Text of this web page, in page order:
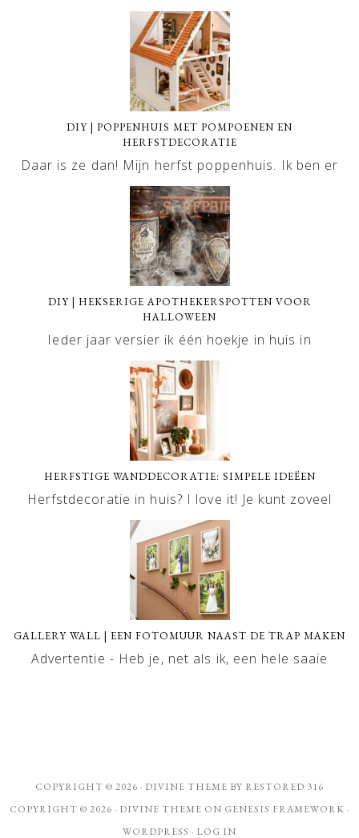
DIY | POPPENHUIS MET POMPOENEN EN
HERFSTDECORATIE
Daar is ze dan! Mijn herfst poppenhuis. Ik ben er
DIY | HEKSERIGE APOTHEKERSPOTTEN VOOR
HALLOWEEN
Ieder jaar versier ik één hoekje in huis in
HERFSTIGE WANDDECORATIE: SIMPELE IDEËEN
Herfstdecoratie in huis? I love it! Je kunt zoveel
GALLERY WALL | EEN FOTOMUUR NAAST DE TRAP MAKEN
Advertentie - Heb je, net als ik, een hele saaie
COPYRIGHT © 2026 · DIVINE THEME BY RESTORED 316
COPYRIGHT © 2026 · DIVINE THEME ON GENESIS FRAMEWORK ·
WORDPRESS · LOG IN